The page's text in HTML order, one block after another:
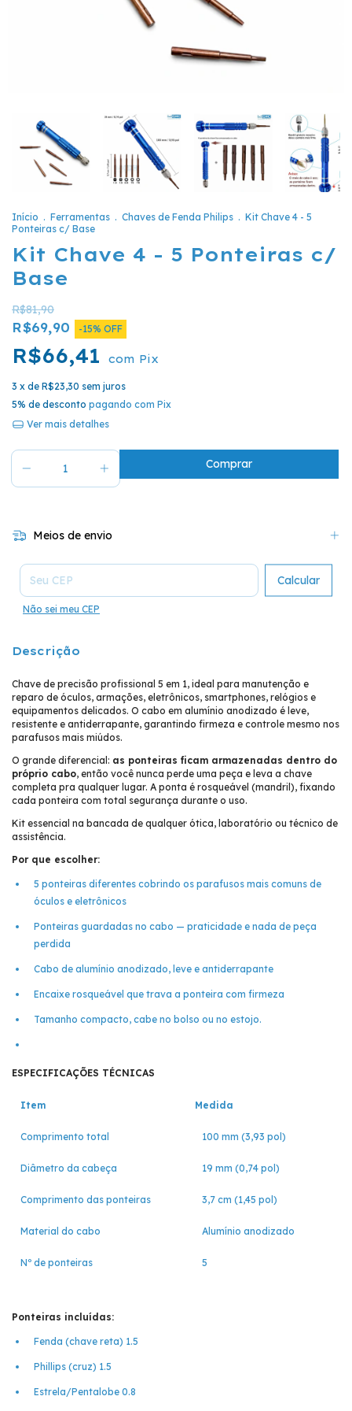
Início . Ferramentas . Chaves de Fenda Philips . Kit Chave 4 - 5
Ponteiras c/ Base
Kit Chave 4 - 5 Ponteiras c/
Base
R$81,90
R$69,90 -15% OFF
R$66,41 com Pix
3 x de R$23,30 sem juros
5% de desconto pagando com Pix
Ver mais detalhes
Meios de envio
Entregas para o CEP:
Calcular
Não sei meu CEP
Descrição
Chave de precisão profissional 5 em 1, ideal para manutenção e
reparo de óculos, armações, eletrônicos, smartphones, relógios e
equipamentos delicados. O cabo em alumínio anodizado é leve,
resistente e antiderrapante, garantindo firmeza e controle mesmo nos
parafusos mais miúdos.
O grande diferencial: as ponteiras ficam armazenadas dentro do
próprio cabo, então você nunca perde uma peça e leva a chave
completa pra qualquer lugar. A ponta é rosqueável (mandril), fixando
cada ponteira com total segurança durante o uso.
Kit essencial na bancada de qualquer ótica, laboratório ou técnico de
assistência.
Por que escolher:
5 ponteiras diferentes cobrindo os parafusos mais comuns de
óculos e eletrônicos
Ponteiras guardadas no cabo — praticidade e nada de peça
perdida
Cabo de alumínio anodizado, leve e antiderrapante
Encaixe rosqueável que trava a ponteira com firmeza
Tamanho compacto, cabe no bolso ou no estojo.
ESPECIFICAÇÕES TÉCNICAS
Item Medida
Comprimento total 100 mm (3,93 pol)
Diâmetro da cabeça 19 mm (0,74 pol)
Comprimento das ponteiras 3,7 cm (1,45 pol)
Material do cabo Alumínio anodizado
Nº de ponteiras 5
Ponteiras incluídas:
Fenda (chave reta) 1.5
Phillips (cruz) 1.5
Estrela/Pentalobe 0.8